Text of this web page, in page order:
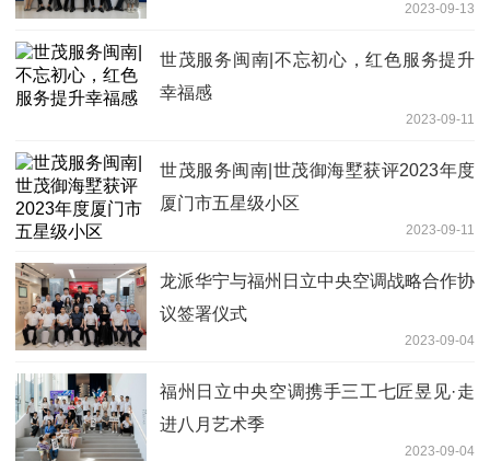
2023-09-13
世茂服务闽南|不忘初心，红色服务提升
幸福感
2023-09-11
世茂服务闽南|世茂御海墅获评2023年度
厦门市五星级小区
2023-09-11
龙派华宁与福州日立中央空调战略合作协
议签署仪式
2023-09-04
福州日立中央空调携手三工七匠昱见·走
进八月艺术季
2023-09-04